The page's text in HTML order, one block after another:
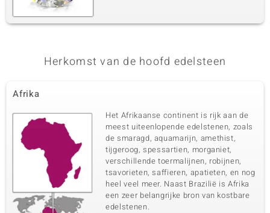
Herkomst van de hoofd edelsteen
Afrika
Het Afrikaanse continent is rijk aan de
meest uiteenlopende edelstenen, zoals
de smaragd, aquamarijn, amethist,
tijgeroog, spessartien, morganiet,
verschillende toermalijnen, robijnen,
tsavorieten, saffieren, apatieten, en nog
heel veel meer. Naast Brazilië is Afrika
een zeer belangrijke bron van kostbare
edelstenen.